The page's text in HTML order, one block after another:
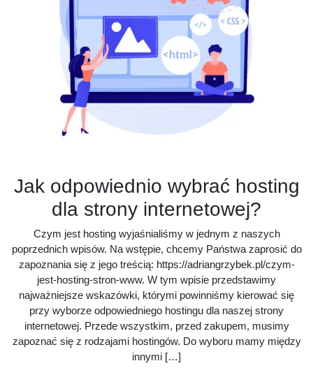
Jak odpowiednio wybrać hosting
dla strony internetowej?
Czym jest hosting wyjaśnialiśmy w jednym z naszych
poprzednich wpisów. Na wstępie, chcemy Państwa zaprosić do
zapoznania się z jego treścią: https://adriangrzybek.pl/czym-
jest-hosting-stron-www. W tym wpisie przedstawimy
najważniejsze wskazówki, którymi powinniśmy kierować się
przy wyborze odpowiedniego hostingu dla naszej strony
internetowej. Przede wszystkim, przed zakupem, musimy
zapoznać się z rodzajami hostingów. Do wyboru mamy między
innymi […]